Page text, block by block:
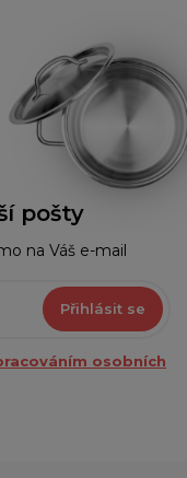
pošty
na Váš e-mail
Přihlásit se
osobních